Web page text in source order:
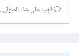
أجب على هذا السؤال...